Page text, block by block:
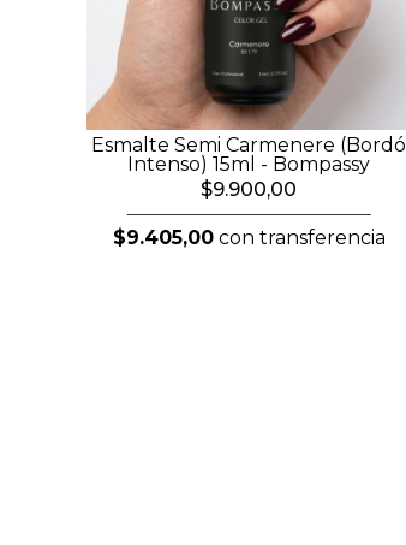
Esmalte Semi Carmenere (Bordó
Intenso) 15ml - Bompassy
$9.900,00
$9.405,00con transferencia